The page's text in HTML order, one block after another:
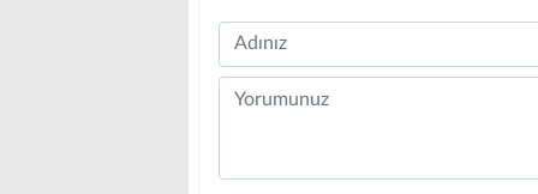
Name
Comment